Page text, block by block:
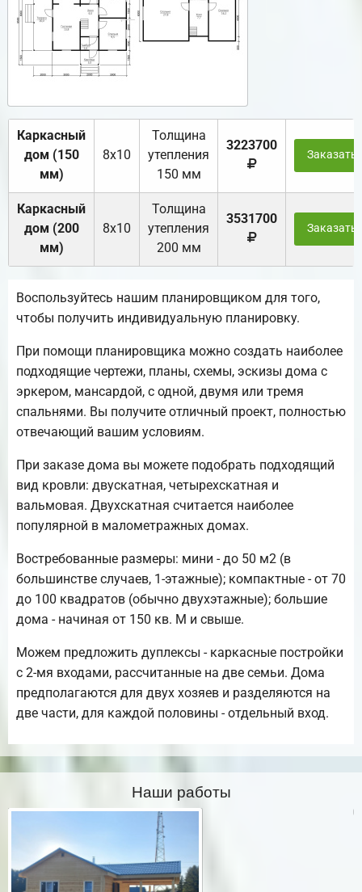
Каркасный
дом (150
мм)
8х10
Толщина
утепления
150 мм
3223700
Заказать
Каркасный
дом (200
мм)
8х10
Толщина
утепления
200 мм
3531700
Заказать
Воспользуйтесь нашим планировщиком для того,
чтобы получить индивидуальную планировку.
При помощи планировщика можно создать наиболее
подходящие чертежи, планы, схемы, эскизы дома с
эркером, мансардой, с одной, двумя или тремя
спальнями. Вы получите отличный проект, полностью
отвечающий вашим условиям.
При заказе дома вы можете подобрать подходящий
вид кровли: двускатная, четырехскатная и
вальмовая. Двухскатная считается наиболее
популярной в малометражных домах.
Востребованные размеры: мини - до 50 м2 (в
большинстве случаев, 1-этажные); компактные - от 70
до 100 квадратов (обычно двухэтажные); большие
дома - начиная от 150 кв. М и свыше.
Можем предложить дуплексы - каркасные постройки
с 2-мя входами, рассчитанные на две семьи. Дома
предполагаются для двух хозяев и разделяются на
две части, для каждой половины - отдельный вход.
Наши работы